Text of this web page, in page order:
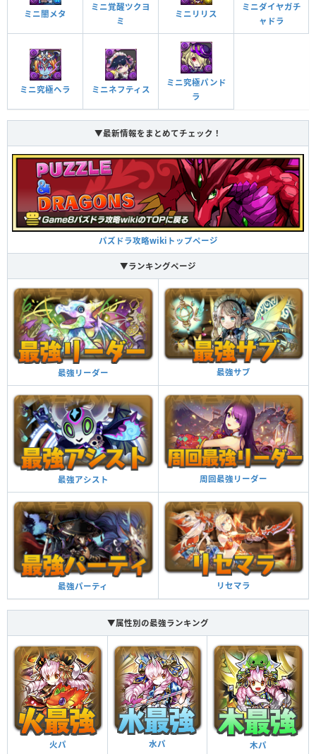
ミニ闇メタ
ミニ覚醒ツクヨ
ミ
ミニリリス
ミニダイヤガチ
ャドラ
ミニ究極ヘラ ミニネフティス
ミニ究極パンド
ラ
▼最新情報をまとめてチェック！
パズドラ攻略wikiトップページ
▼ランキングページ
最強リーダー 最強サブ
最強アシスト 周回最強リーダー
最強パーティ リセマラ
▼属性別の最強ランキング
火パ 水パ 木パ